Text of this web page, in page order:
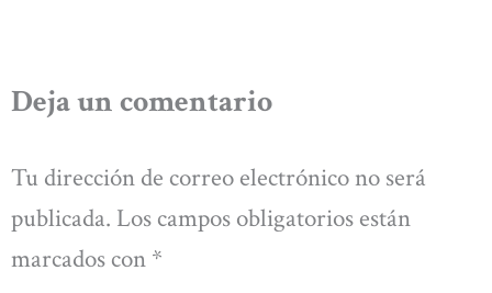
Deja un comentario
Tu dirección de correo electrónico no será
publicada. Los campos obligatorios están
marcados con *